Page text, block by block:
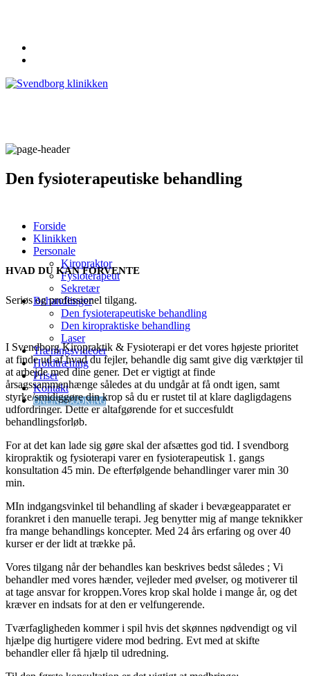
Forside
Klinikken
Personale
Kiropraktor
Fysioterapeut
Sekretær
Behandlinger
Den fysioterapeutiske behandling
Den kiropraktiske behandling
Laser
Træningsvideoer
Holdtræning
Priser
Kontakt
ONLINE BOOKING
Den fysioterapeutiske behandling
HVAD DU KAN FORVENTE
Seriøs og professionel tilgang.
I Svendborg Kiropraktik & Fysioterapi er det vores højeste prioritet
at finde ud af hvad du fejler, behandle dig samt give dig værktøjer til
at arbejde med dine gener. Det er vigtigt at finde
årsagssammenhænge således at du undgår at få ondt igen, samt
styrke/smidiggøre din krop så du er rustet til at klare dagligdagens
udfordringer. Dette er altafgørende for et succesfuldt
behandlingsforløb.
For at det kan lade sig gøre skal der afsættes god tid. I svendborg
kiropraktik og fysioterapi varer en fysioterapeutisk 1. gangs
konsultation 45 min. De efterfølgende behandlinger varer min 30
min.
MIn indgangsvinkel til behandling af skader i bevægeapparatet er
forankret i den manuelle terapi. Jeg benytter mig af mange teknikker
fra mange behandlings koncepter. Med 24 års erfaring og over 40
kurser er der lidt at trække på.
Vores tilgang når der behandles kan beskrives bedst således ; Vi
behandler med vores hænder, vejleder med øvelser, og motiverer til
at tage ansvar for kroppen.Vores krop skal holde i mange år, og det
kræver en indsats for at den er velfungerende.
Tværfagligheden kommer i spil hvis det skønnes nødvendigt og vil
hjælpe dig hurtigere videre mod bedring. Evt med at skifte
behandler eller få hjælp til udredning.